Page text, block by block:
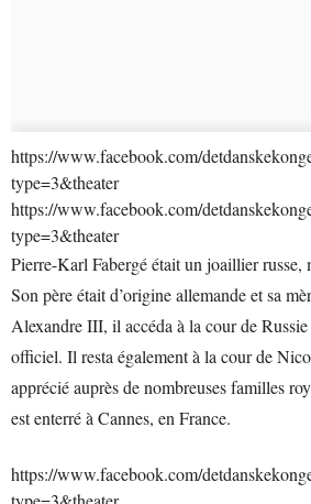
https://www.facebook.com/
type=3&theater
https://www.facebook.com/
type=3&theater
Pierre-Karl Fabergé était un joaillier russe,
Son père était d’origine allemande et sa
Alexandre III, il accéda à la cour de
officiel. Il resta également à la cour de
apprécié auprès de nombreuses familles
est enterré à Cannes, en France.
https://www.facebook.com/